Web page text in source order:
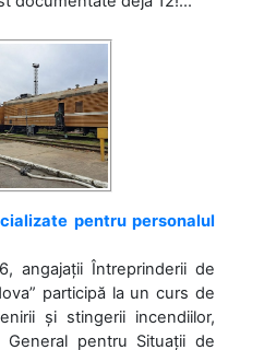
pentru personalul
angajații Întreprinderii de
participă la un curs de
și stingerii incendiilor,
pentru Situații de